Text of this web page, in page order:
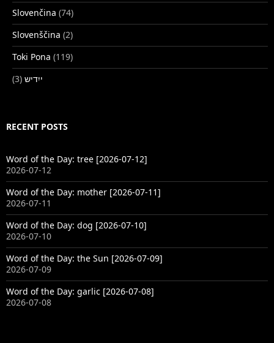
Slovenčina (74)
Slovenščina (2)
Toki Pona (119)
ייִדיש (3)
RECENT POSTS
Word of the Day: tree [2026-07-12]
2026-07-12
Word of the Day: mother [2026-07-11]
2026-07-11
Word of the Day: dog [2026-07-10]
2026-07-10
Word of the Day: the Sun [2026-07-09]
2026-07-09
Word of the Day: garlic [2026-07-08]
2026-07-08